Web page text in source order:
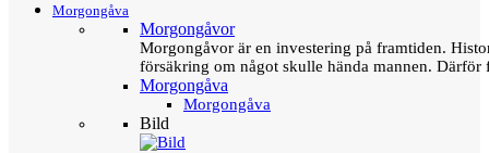
Morgongåva
Morgongåvor
Morgongåvor är en investering på framtiden.
försäkring om något skulle hända mannen.
Morgongåva
Morgongåva
Bild